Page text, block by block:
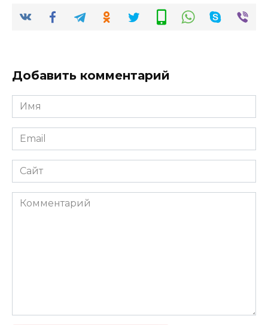
Добавить комментарий
Имя
*
Email
*
Сайт
Комментарий